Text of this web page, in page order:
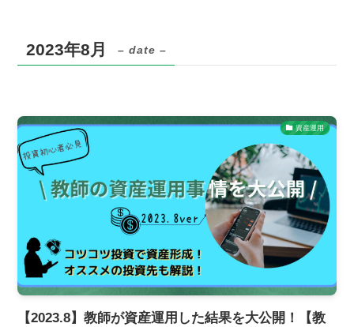
2023年8月 – date –
資産運用
【2023.8】教師が資産運用した結果を大公開！【教